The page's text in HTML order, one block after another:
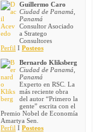
Guillermo Caro
Ciudad de Panamá,
Panamá
Consultor Asociado
a Stratego
Consultores
Perfil I Posteos
Bernardo Kliksberg
Ciudad de Panamá,
Panamá
Experto en RSC. La
más reciente obra
del autor “Primero la
gente” escrita con el
Premio Nobel de Economía
Amartya Sen.
Perfil I Posteos